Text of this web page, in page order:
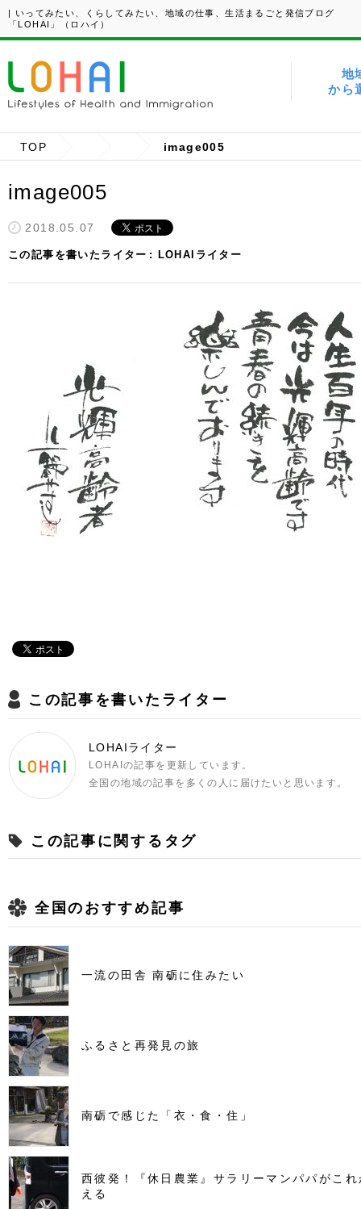
| いってみたい、くらしてみたい、地域の仕事、生活まるごと発信ブログ
「LOHAI」（ロハイ）
地
から
TOP image005
image005
2018.05.07
この記事を書いたライター LOHAIライター
この記事を書いたライター
LOHAIライター
LOHAIの記事を更新しています。
全国の地域の記事を多くの人に届けたいと思います。
この記事に関するタグ
全国のおすすめ記事
一流の田舎 南砺に住みたい
ふるさと再発見の旅
南砺で感じた「衣・食・住」
西彼発！『休日農業』サラリーマンパパがこ
える